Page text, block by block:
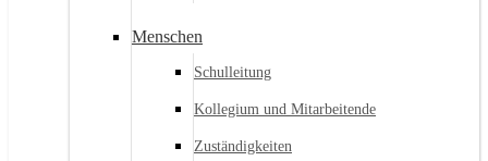
Menschen
Schulleitung
Kollegium und Mitarbeitende
Zuständigkeiten